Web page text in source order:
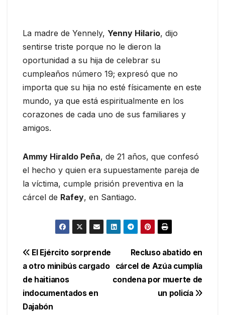
La madre de Yennely, Yenny Hilario, dijo
sentirse triste porque no le dieron la
oportunidad a su hija de celebrar su
cumpleaños número 19; expresó que no
importa que su hija no esté físicamente en este
mundo, ya que está espiritualmente en los
corazones de cada uno de sus familiares y
amigos.
Ammy Hiraldo Peña, de 21 años, que confesó
el hecho y quien era supuestamente pareja de
la víctima, cumple prisión preventiva en la
cárcel de Rafey, en Santiago.
Navegación
de
entradas
Recluso abatido en
cárcel de Azúa cumplía
condena por muerte de
un policía
El Ejército sorprende
a otro minibús cargado
de haitianos
indocumentados en
Dajabón